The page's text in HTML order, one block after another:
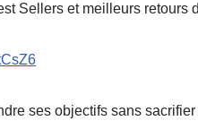
Sellers et meilleurs retours
ses objectifs sans